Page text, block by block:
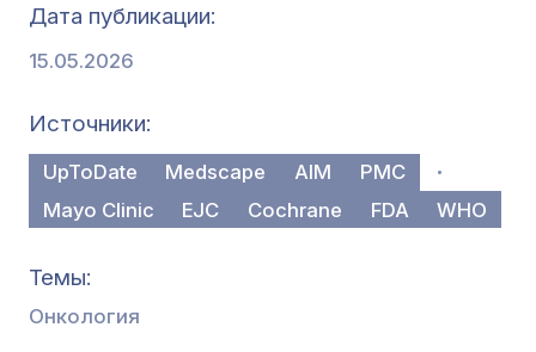
Дата публикации
15.05.2026
Источники
UpToDate Medscape AIM
PMC
Mayo Clinic
EJC Cochrane FDA WHO
Темы
Онкология